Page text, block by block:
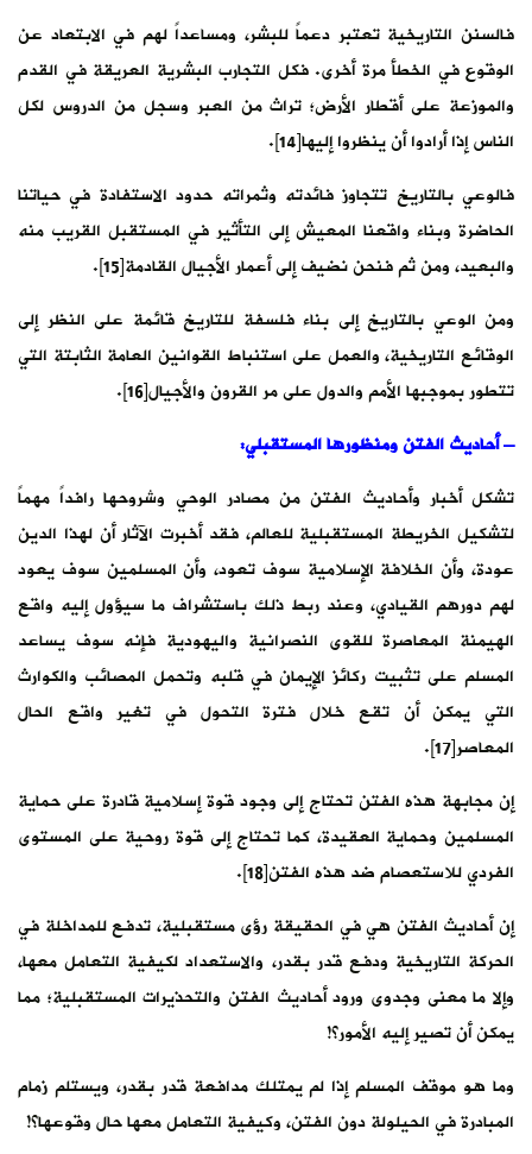
فالسنن التاريخية تعتبر دعماً للبشر، ومساعداً لهم في الابتعاد عن
الوقوع في الخطأ مرة أخرى. فكل التجارب البشرية العريقة في القدم
والموزعة على أقطار الأرض؛ تراث من العبر وسجل من الدروس لكل
الناس إذا أرادوا أن ينظروا إليها[14].
فالوعي بالتاريخ تتجاوز فائدته وثمراته حدود الاستفادة في حياتنا
الحاضرة وبناء واقعنا المعيش إلى التأثير في المستقبل القريب منه
والبعيد، ومن ثم فنحن نضيف إلى أعمار الأجيال القادمة[15].
ومن الوعي بالتاريخ إلى بناء فلسفة للتاريخ قائمة على النظر إلى
الوقائع التاريخية، والعمل على استنباط القوانين العامة الثابتة التي
تتطور بموجبها الأمم والدول على مر القرون والأجيال[16].
– أحاديث الفتن ومنظورها المستقبلي:
تشكل أخبار وأحاديث الفتن من مصادر الوحي وشروحها رافداً مهماً
لتشكيل الخريطة المستقبلية للعالم، فقد أخبرت الآثار أن لهذا الدين
عودة، وأن الخلافة الإسلامية سوف تعود، وأن المسلمين سوف يعود
لهم دورهم القيادي، وعند ربط ذلك باستشراف ما سيؤول إليه واقع
الهيمنة المعاصرة للقوى النصرانية واليهودية فإنه سوف يساعد
المسلم على تثبيت ركائز الإيمان في قلبه وتحمل المصائب والكوارث
التي يمكن أن تقع خلال فترة التحول في تغير واقع الحال
المعاصر[17].
إن مجابهة هذه الفتن تحتاج إلى وجود قوة إسلامية قادرة على حماية
المسلمين وحماية العقيدة، كما تحتاج إلى قوة روحية على المستوى
الفردي للاستعصام ضد هذه الفتن[18].
إن أحاديث الفتن هي في الحقيقة رؤى مستقبلية، تدفع للمداخلة في
الحركة التاريخية ودفع قدر بقدر، والاستعداد لكيفية التعامل معها،
وإلا ما معنى وجدوى ورود أحاديث الفتن والتحذيرات المستقبلية؛ مما
يمكن أن تصير إليه الأمور؟!
وما هو موقف المسلم إذا لم يمتلك مدافعة قدر بقدر، ويستلم زمام
المبادرة في الحيلولة دون الفتن، وكيفية التعامل معها حال وقوعها؟!